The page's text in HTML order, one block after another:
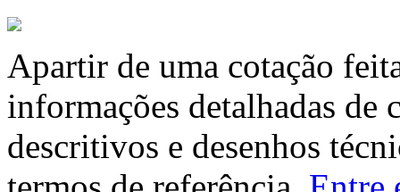
Apartir de uma cotação
informações detalhadas de
descritivos e desenhos